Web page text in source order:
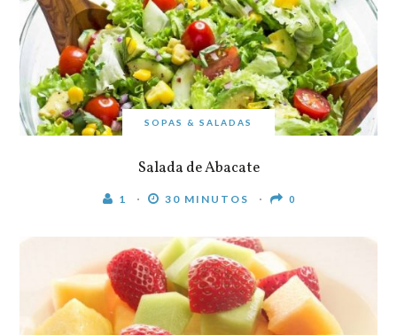
SOPAS & SALADAS
Salada de Abacate
1 30 MINUTOS 0